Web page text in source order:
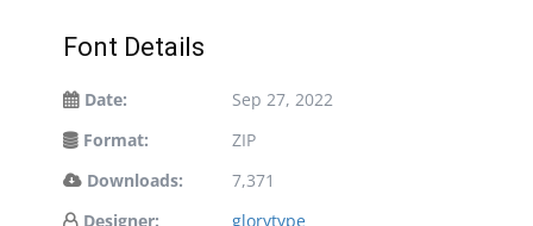
Font Details
Date:
Sep 27, 2022
Format:
ZIP
Downloads:
7,371
Designer:
glorytype